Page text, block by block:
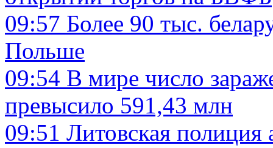
09:57 Более 90 тыс.
Польше
09:54 В мире число
превысило 591,43 млн
09:51 Литовская полиция